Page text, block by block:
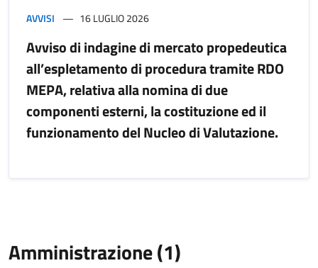
AVVISI 16 LUGLIO 2026
Avviso di indagine di mercato propedeutica
all’espletamento di procedura tramite RDO
MEPA, relativa alla nomina di due
componenti esterni, la costituzione ed il
funzionamento del Nucleo di Valutazione.
Amministrazione (1)